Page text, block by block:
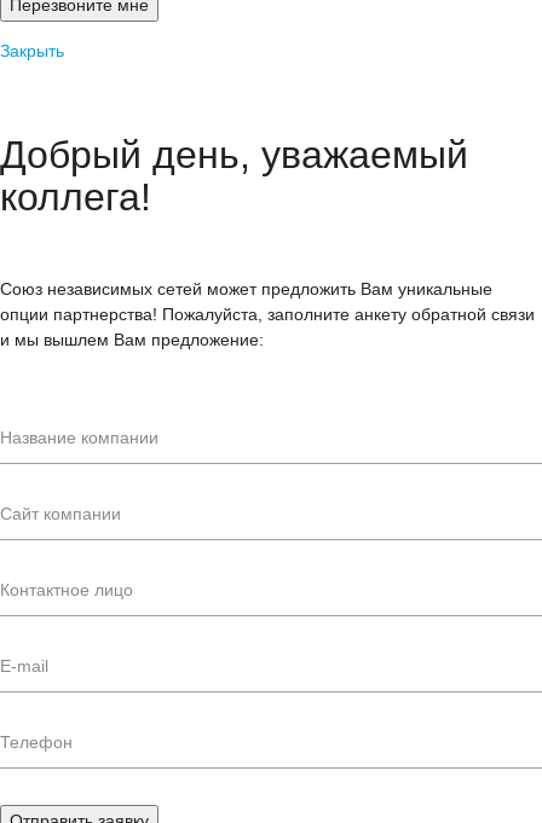
Закрыть
Добрый день, уважаемый
коллега!
Союз независимых сетей может предложить Вам уникальные
опции партнерства! Пожалуйста, заполните анкету обратной связи
и мы вышлем Вам предложение: